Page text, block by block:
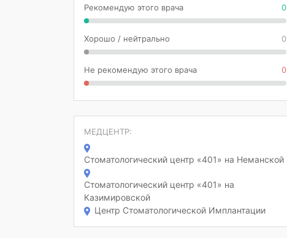
Рекомендую этого врача 0
Хорошо / нейтрально 0
Не рекомендую этого врача 0
МЕДЦЕНТР:
Стоматологический центр «401» на Неманской
Стоматологический центр «401» на
Казимировской
Центр Стоматологической Имплантации